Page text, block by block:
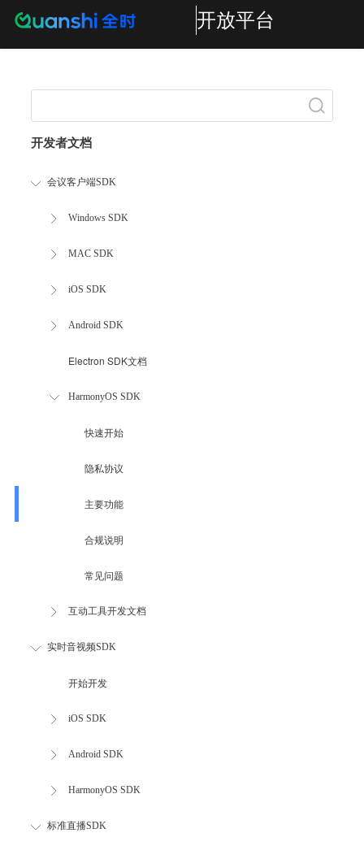
开放平台
开发者文档
会议客户端SDK
Windows SDK
MAC SDK
iOS SDK
Android SDK
Electron SDK文档
HarmonyOS SDK
快速开始
隐私协议
主要功能
合规说明
常见问题
互动工具开发文档
实时音视频SDK
开始开发
iOS SDK
Android SDK
HarmonyOS SDK
标准直播SDK